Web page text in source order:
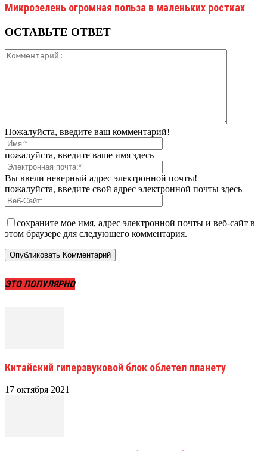
Микрозелень огромная польза в маленьких ростках
ОСТАВЬТЕ ОТВЕТ
Пожалуйста, введите ваш комментарий!
пожалуйста, введите ваше имя здесь
Вы ввели неверный адрес электронной почты!
пожалуйста, введите свой адрес электронной почты здесь
сохраните мое имя, адрес электронной почты и веб-сайт в
этом браузере для следующего комментария.
ЭТО ПОПУЛЯРНО
Китайский гиперзвуковой блок облетел планету
17 октября 2021